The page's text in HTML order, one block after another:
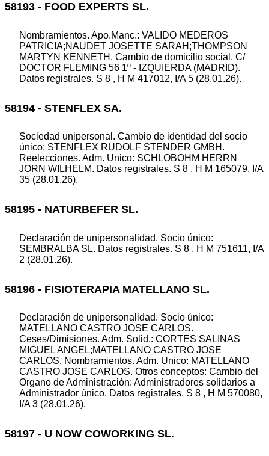
58193 - FOOD EXPERTS SL.
Nombramientos. Apo.Manc.: VALIDO MEDEROS
PATRICIA;NAUDET JOSETTE SARAH;THOMPSON
MARTYN KENNETH. Cambio de domicilio social. C/
DOCTOR FLEMING 56 1º - IZQUIERDA (MADRID).
Datos registrales. S 8 , H M 417012, I/A 5 (28.01.26).
58194 - STENFLEX SA.
Sociedad unipersonal. Cambio de identidad del socio
único: STENFLEX RUDOLF STENDER GMBH.
Reelecciones. Adm. Unico: SCHLOBOHM HERRN
JORN WILHELM. Datos registrales. S 8 , H M 165079, I/A
35 (28.01.26).
58195 - NATURBEFER SL.
Declaración de unipersonalidad. Socio único:
SEMBRALBA SL. Datos registrales. S 8 , H M 751611, I/A
2 (28.01.26).
58196 - FISIOTERAPIA MATELLANO SL.
Declaración de unipersonalidad. Socio único:
MATELLANO CASTRO JOSE CARLOS.
Ceses/Dimisiones. Adm. Solid.: CORTES SALINAS
MIGUEL ANGEL;MATELLANO CASTRO JOSE
CARLOS. Nombramientos. Adm. Unico: MATELLANO
CASTRO JOSE CARLOS. Otros conceptos: Cambio del
Organo de Administración: Administradores solidarios a
Administrador único. Datos registrales. S 8 , H M 570080,
I/A 3 (28.01.26).
58197 - U NOW COWORKING SL.